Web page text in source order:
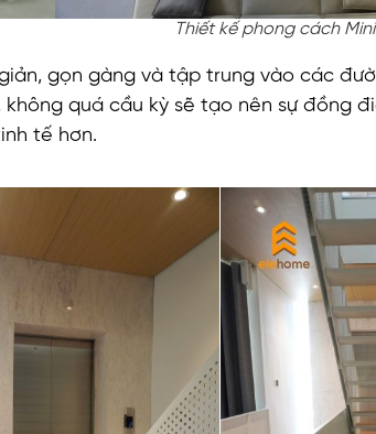
Thiết kế phong cách
gọn gàng và tập trung vào các
quá cầu kỳ sẽ tạo nên sự đồng
tế hơn.